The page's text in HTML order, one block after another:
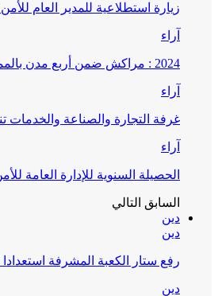
زيارة استطلاعية للمدير العام
آراء
2024 : مراكش ضمن أربع مدن بالممكلة سجلت مامجموعه 656 قضية تتعلق بغسيل الأموال
آراء
غرفة التجارة والصناعة
آراء
الحصيلة السنوية للإدارة العامة للأمن
السابق التالي
دين
دين
رفع ستار الكعبة المشرفة
دين